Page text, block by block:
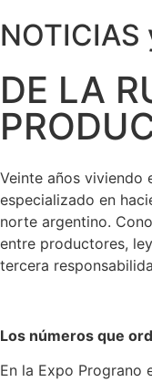
NOTICIAS
DE LA
Veinte años viviendo
especializado en
norte argentino.
entre productores,
tercera
Los números que
En la Expo Prograno